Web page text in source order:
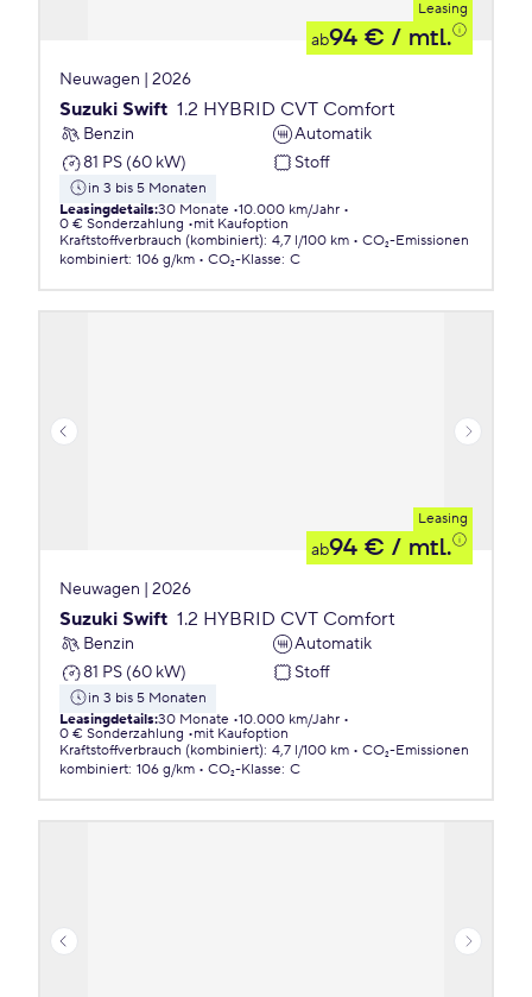
Leasing
ab94 € / mtl.
Neuwagen | 2026
Suzuki Swift 1.2 HYBRID CVT Comfort
Benzin
Automatik
81 PS (60 kW)
Stoff
in 3 bis 5 Monaten
Leasingdetails:30 Monate 10.000 km/Jahr
0 € Sonderzahlung
mit Kaufoption
Kraftstoffverbrauch (kombiniert): 4,7 l/100 km
CO₂-Emissionen
kombiniert: 106 g/km CO₂-Klasse: C
Leasing
ab94 € / mtl.
Neuwagen | 2026
Suzuki Swift 1.2 HYBRID CVT Comfort
Benzin
Automatik
81 PS (60 kW)
Stoff
in 3 bis 5 Monaten
Leasingdetails:30 Monate 10.000 km/Jahr
0 € Sonderzahlung
mit Kaufoption
Kraftstoffverbrauch (kombiniert): 4,7 l/100 km
CO₂-Emissionen
kombiniert: 106 g/km CO₂-Klasse: C